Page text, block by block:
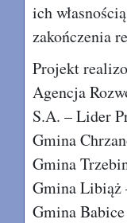
ich
zakończenia
Projekt
Agencja
S.A. – Lider
Gmina
Gmina
Gmina Libiąż
Gmina